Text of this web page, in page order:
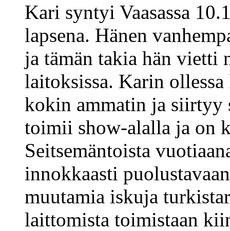
Kari syntyi Vaasassa
lapsena. Hänen
ja tämän takia hän vietti
laitoksissa. Karin
kokin ammatin ja siirtyy
toimii show-alalla ja on
Seitsemäntoista
innokkaasti
muutamia iskuja
laittomista toimistaan